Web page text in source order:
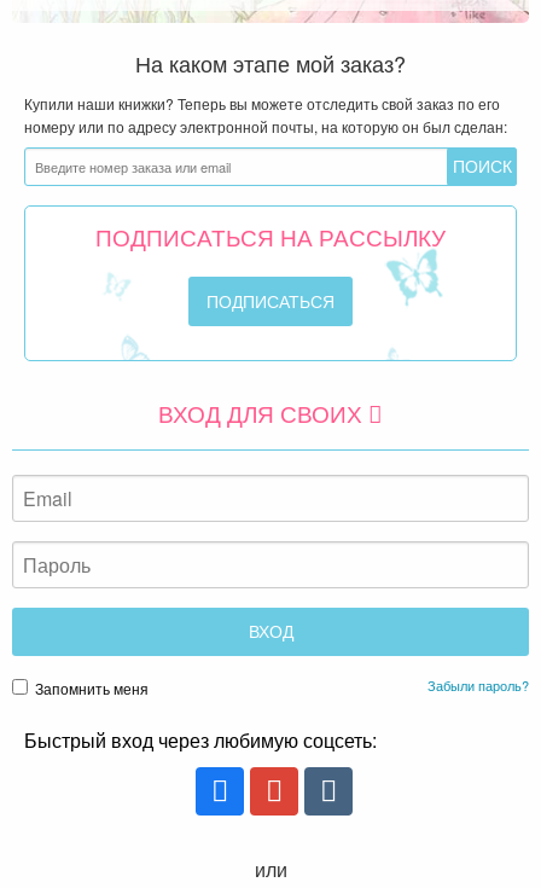
На каком этапе мой заказ?
Купили наши книжки? Теперь вы можете отследить свой заказ по его
номеру или по адресу электронной почты, на которую он был сделан:
ПОДПИСАТЬСЯ НА РАССЫЛКУ
ВХОД ДЛЯ СВОИХ
Запомнить меня Забыли пароль?
Быстрый вход через любимую соцсеть:
или